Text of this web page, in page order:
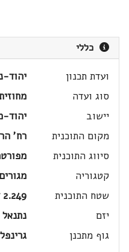
כללי
ועדת תכנון
יהוד-
סוג ועדה
יישוב
יהוד-
מקום התוכנית
רח'
סיווג התוכנית
קטגוריה
מגורים
שטח התוכנית
2.249 דונם
יזם
גוף מתכנן